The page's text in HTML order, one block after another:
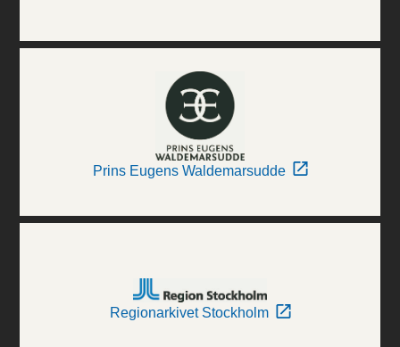
Prins Eugens Waldemarsudde
Regionarkivet Stockholm